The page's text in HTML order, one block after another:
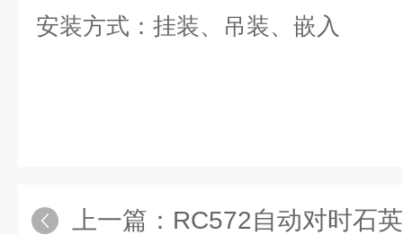
安装方式：挂装、吊装、嵌入
上一篇： RC572自动对时石